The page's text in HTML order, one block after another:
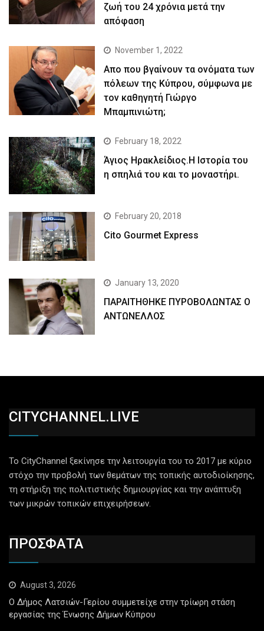
ζωή του 24 χρόνια μετά την
απόφαση
November 1, 2022
Απο που βγαίνουν τα ονόματα των
πόλεων της Κύπρου, σύμφωνα με
τον καθηγητή Γιώργο
Μπαμπινιώτη;
February 18, 2022
Άγιος Ηρακλείδιος.Η Ιστορία του
η σπηλιά του και το μοναστήρι.
February 20, 2018
Cito Gourmet Express
January 13, 2020
ΠΑΡΑΙΤΗΘΗΚΕ ΠΥΡΟΒΟΛΩΝΤΑΣ Ο
ΑΝΤΩΝΕΛΛΟΣ
CITYCHANNEL.LIVE
Το CityChannel ξεκίνησε την λειτουργία του το 2017 με κύριο
στόχο την προβολή των θεμάτων της τοπικής αυτοδιοίκησης,
τη στήριξη της πολιτιστικής δημιουργίας και την ανάπτυξη
των μικρών τοπικών επιχειρήσεων.
ΠΡΟΣΦΑΤΑ
August 3, 2026
Ο Δήμος Λατσιών-Γερίου συμμετείχε στην τρίωρη στάση
εργασίας της Ένωσης Δήμων Κύπρου